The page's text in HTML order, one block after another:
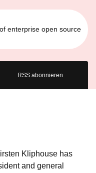
enterprise open source
RSS abonnieren
Kliphouse has
and general